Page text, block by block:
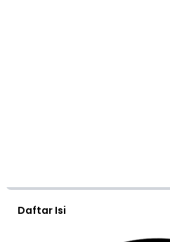
Daftar Isi